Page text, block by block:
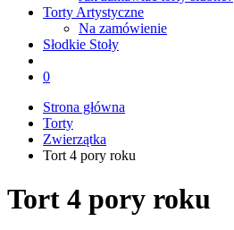
Torty Artystyczne
Na zamówienie
Słodkie Stoły
0
Strona główna
Torty
Zwierzątka
Tort 4 pory roku
Tort 4 pory roku